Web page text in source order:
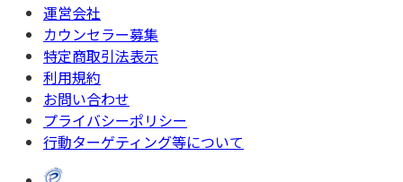
運営会社
カウンセラー募集
特定商取引法表示
利用規約
お問い合わせ
プライバシーポリシー
行動ターゲティング等について